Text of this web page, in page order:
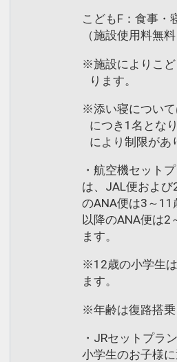
こどもF：食事・
（施設使用料無
※施設によりこ
ります。
※添い寝につい
につき1名とな
により制限があ
・航空機セット
は、JAL便およ
のANA便は3～11
以降のANA便は2
ます。
※12歳の小学生
ます。
※年齢は復路搭乗
・JRセットプラ
小学生のお子様